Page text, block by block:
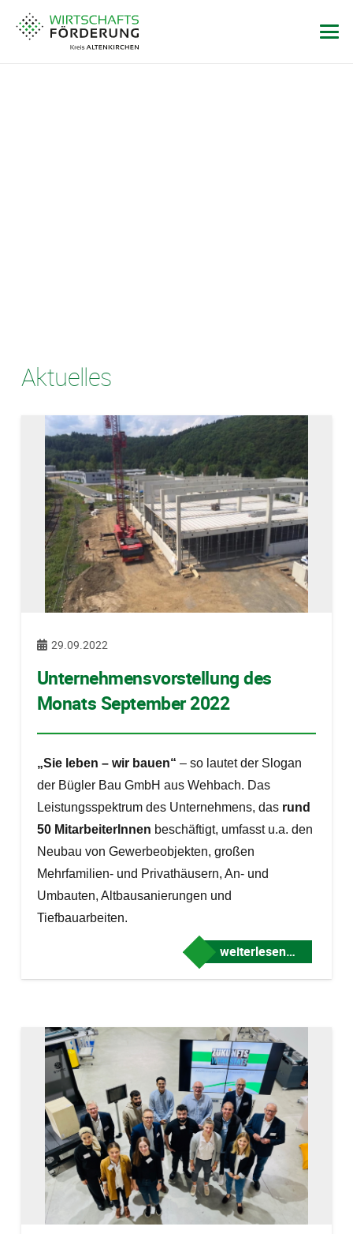
Aktuelles
29.09.2022
Unternehmensvorstellung des
Monats September 2022
„Sie leben – wir bauen“ – so lautet der Slogan
der Bügler Bau GmbH aus Wehbach. Das
Leistungsspektrum des Unternehmens, das rund
50 MitarbeiterInnen beschäftigt, umfasst u.a. den
Neubau von Gewerbeobjekten, großen
Mehrfamilien- und Privathäusern, An- und
Umbauten, Altbausanierungen und
Tiefbauarbeiten.
weiterlesen…